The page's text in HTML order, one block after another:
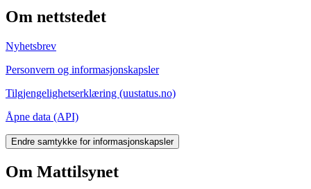
Om nettstedet
Nyhetsbrev
Personvern og informasjonskapsler
Tilgjengelighetserklæring (uustatus.no)
Åpne data (API)
Endre samtykke for informasjonskapsler
Om Mattilsynet